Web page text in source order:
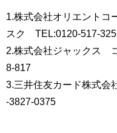
1.株式会社オリエント
スク TEL:0120-517-325
2.株式会社ジャックス
8-817
3.三井住友カード株式
-3827-0375